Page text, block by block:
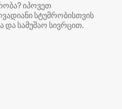
იპოვეთ
სტუმრობისთვის
და სამუშაო სივრცით.